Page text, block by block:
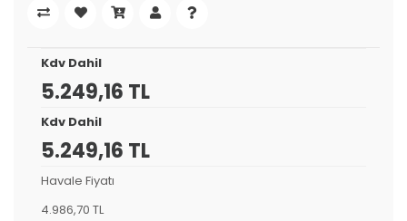
Kdv Dahil
5.249,16 TL
Kdv Dahil
5.249,16 TL
Havale Fiyatı
4.986,70 TL